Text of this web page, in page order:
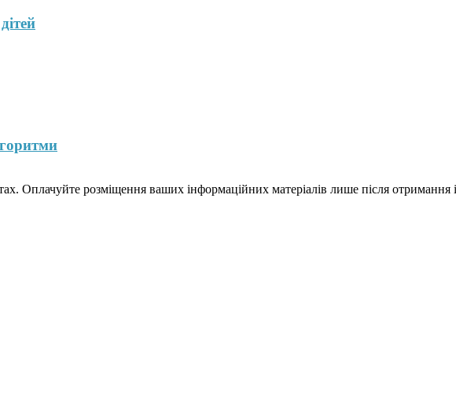
Оплачуйте розміщення ваших інформаційних матеріалів лише після отримання і